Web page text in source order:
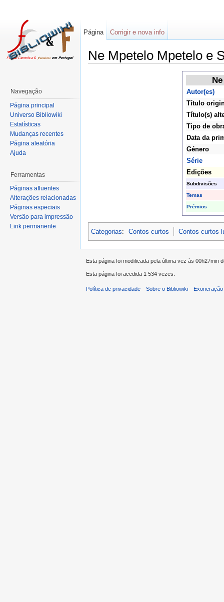
Ne Mpetelo Mpetelo e
Autor(es)
Título
Título(s)
Tipo de
Data da
Género
Série
Edições
Subdivisões
Temas
Prémios
Categorias: Contos curtos Contos curtos
Página Corrigir e nova info
Navegação
Página principal
Universo Bibliowiki
Estatísticas
Mudanças recentes
Página aleatória
Ajuda
Ferramentas
Páginas afluentes
Alterações relacionadas
Páginas especiais
Versão para impressão
Link permanente
Esta página foi modificada pela última vez às 00h27min
Esta página foi acedida 1 534 vezes.
Política de privacidade Sobre o Bibliowiki